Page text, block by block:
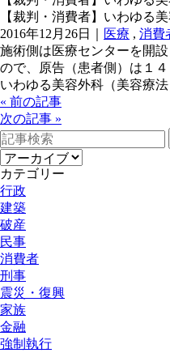
【裁判・消費者】いわゆる
2016年12月26日｜
医療 , 消費
施術側は医療センターを開
ので、原告（患者側）は１
いわゆる美容外科（美容療
« 前の記事
次の記事 »
カテゴリー
行政
建築
破産
民事
消費者
刑事
震災・復興
家族
金融
強制執行